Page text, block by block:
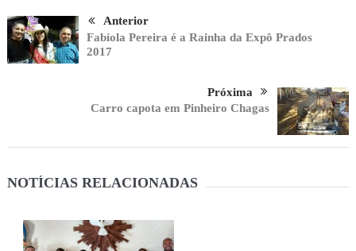
Anterior
Fabíola Pereira é a Rainha da Expô Prados
2017
Próxima
Carro capota em Pinheiro Chagas
NOTÍCIAS RELACIONADAS